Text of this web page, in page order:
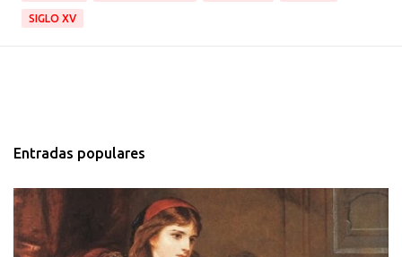
SIGLO XV
Entradas populares